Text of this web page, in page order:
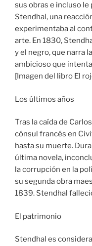
sus obras e incluso
Stendhal, una
experimentaba al
arte. En 1830,
y el negro, que narra
ambicioso que
[Imagen del libro El
Los últimos años
Tras la caída de
cónsul francés en
hasta su muerte.
última novela,
la corrupción en la
su segunda obra
1839. Stendhal
El patrimonio
Stendhal es